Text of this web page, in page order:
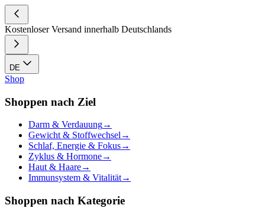
Kostenloser Versand innerhalb Deutschlands
DE
Shop
Shoppen nach Ziel
Darm & Verdauung→
Gewicht & Stoffwechsel→
Schlaf, Energie & Fokus→
Zyklus & Hormone→
Haut & Haare→
Immunsystem & Vitalität→
Shoppen nach Kategorie